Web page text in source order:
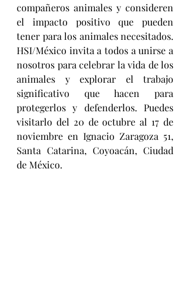
compañeros animales y consideren
el impacto positivo que pueden
tener para los animales necesitados.
HSI/México invita a todos a unirse a
nosotros para celebrar la vida de los
animales y explorar el trabajo
significativo que hacen para
protegerlos y defenderlos. Puedes
visitarlo del 20 de octubre al 17 de
noviembre en Ignacio Zaragoza 51,
Santa Catarina, Coyoacán, Ciudad
de México.